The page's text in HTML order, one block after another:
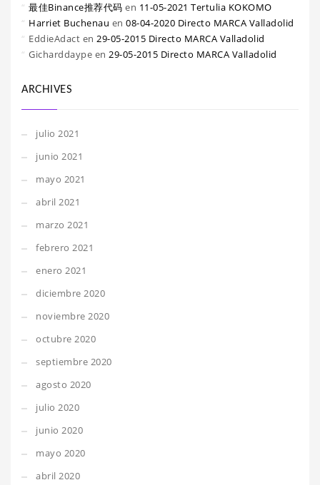
最佳Binance推荐代码 en 11-05-2021 Tertulia KOKOMO
Harriet Buchenau en 08-04-2020 Directo MARCA Valladolid
EddieAdact en 29-05-2015 Directo MARCA Valladolid
Gicharddaype en 29-05-2015 Directo MARCA Valladolid
ARCHIVES
julio 2021
junio 2021
mayo 2021
abril 2021
marzo 2021
febrero 2021
enero 2021
diciembre 2020
noviembre 2020
octubre 2020
septiembre 2020
agosto 2020
julio 2020
junio 2020
mayo 2020
abril 2020